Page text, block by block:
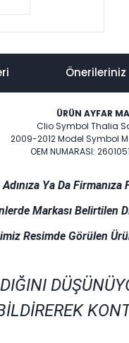
Önerileriniz
ÜRÜN AYFAR
Clio Symbol Thalia
2009-2012 Model Symbol
OEM NUMARASI:
Ya Da
Markası Belirtilen
Resimde Görülen